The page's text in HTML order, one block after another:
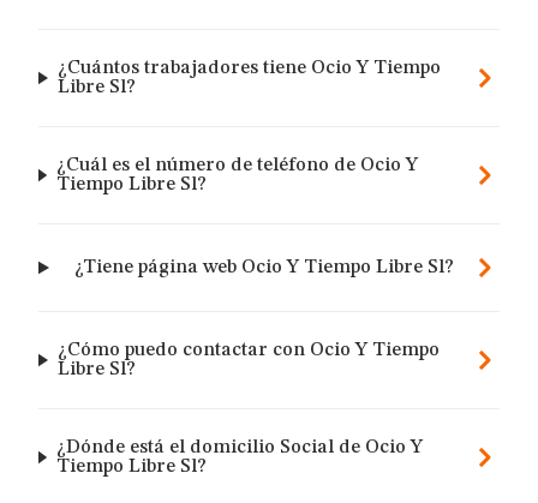
¿Cuántos trabajadores tiene Ocio Y Tiempo
Libre Sl?
¿Cuál es el número de teléfono de Ocio Y
Tiempo Libre Sl?
¿Tiene página web Ocio Y Tiempo Libre Sl?
¿Cómo puedo contactar con Ocio Y Tiempo
Libre Sl?
¿Dónde está el domicilio Social de Ocio Y
Tiempo Libre Sl?